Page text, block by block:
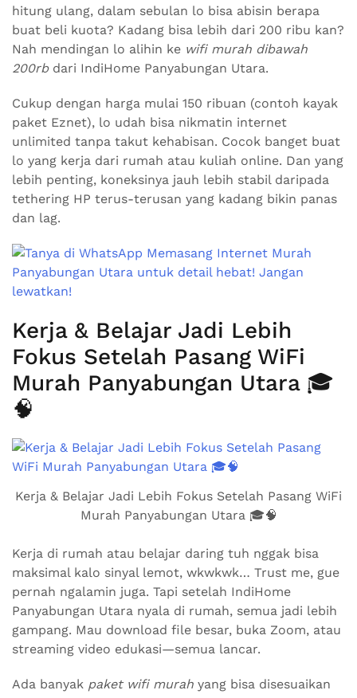
hitung ulang, dalam sebulan lo bisa abisin berapa
buat beli kuota? Kadang bisa lebih dari 200 ribu kan?
Nah mendingan lo alihin ke wifi murah dibawah
200rbdari IndiHome Panyabungan Utara.
Cukup dengan harga mulai 150 ribuan (contoh kayak
paket Eznet), lo udah bisa nikmatin internet
unlimited tanpa takut kehabisan. Cocok banget buat
lo yang kerja dari rumah atau kuliah online. Dan yang
lebih penting, koneksinya jauh lebih stabil daripada
tethering HP terus-terusan yang kadang bikin panas
dan lag.
Kerja & Belajar Jadi Lebih
Fokus Setelah Pasang WiFi
Murah Panyabungan Utara 🎓
🧠
Kerja & Belajar Jadi Lebih Fokus Setelah Pasang WiFi
Murah Panyabungan Utara 🎓🧠
Kerja di rumah atau belajar daring tuh nggak bisa
maksimal kalo sinyal lemot, wkwkwk… Trust me, gue
pernah ngalamin juga. Tapi setelah IndiHome
Panyabungan Utara nyala di rumah, semua jadi lebih
gampang. Mau download file besar, buka Zoom, atau
streaming video edukasi—semua lancar.
Ada banyak paket wifi murah yang bisa disesuaikan